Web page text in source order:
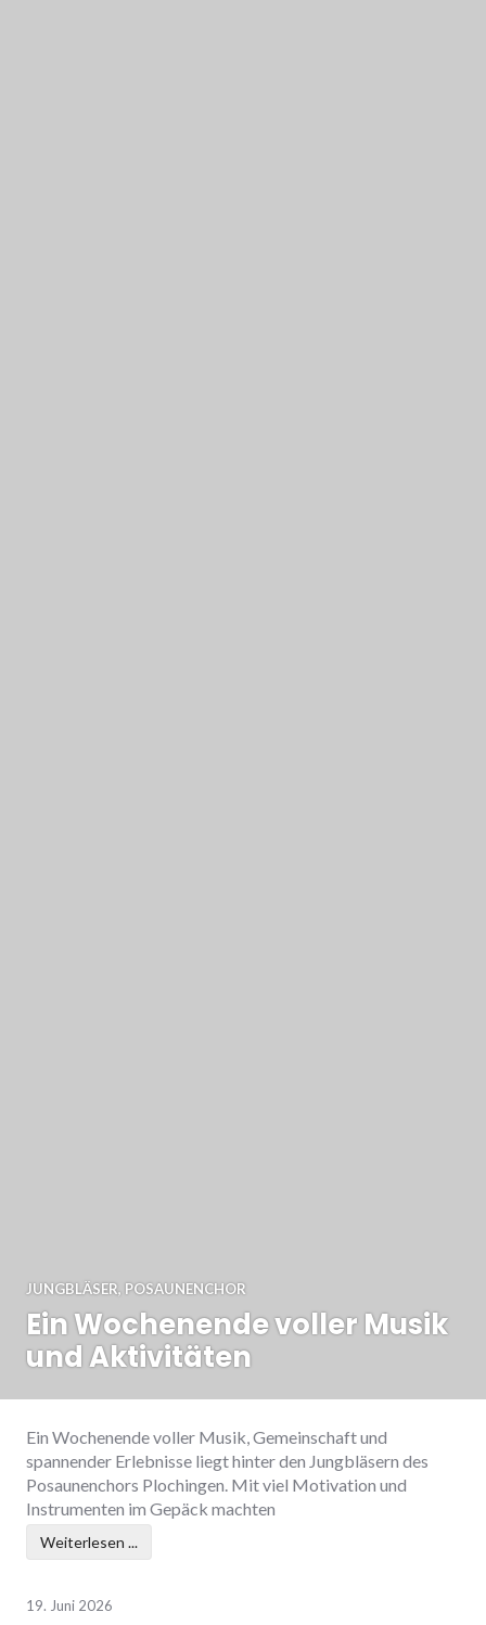
JUNGBLÄSER, POSAUNENCHOR
Ein Wochenende voller Musik
und Aktivitäten
Ein Wochenende voller Musik, Gemeinschaft und
spannender Erlebnisse liegt hinter den Jungbläsern des
Posaunenchors Plochingen. Mit viel Motivation und
Instrumenten im Gepäck machten
Weiterlesen ...
19. Juni 2026